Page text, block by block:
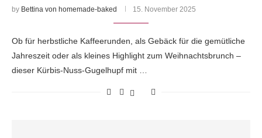
by Bettina von homemade-baked 15. November 2025
Ob für herbstliche Kaffeerunden, als Gebäck für die gemütliche
Jahreszeit oder als kleines Highlight zum Weihnachtsbrunch –
dieser Kürbis-Nuss-Gugelhupf mit …